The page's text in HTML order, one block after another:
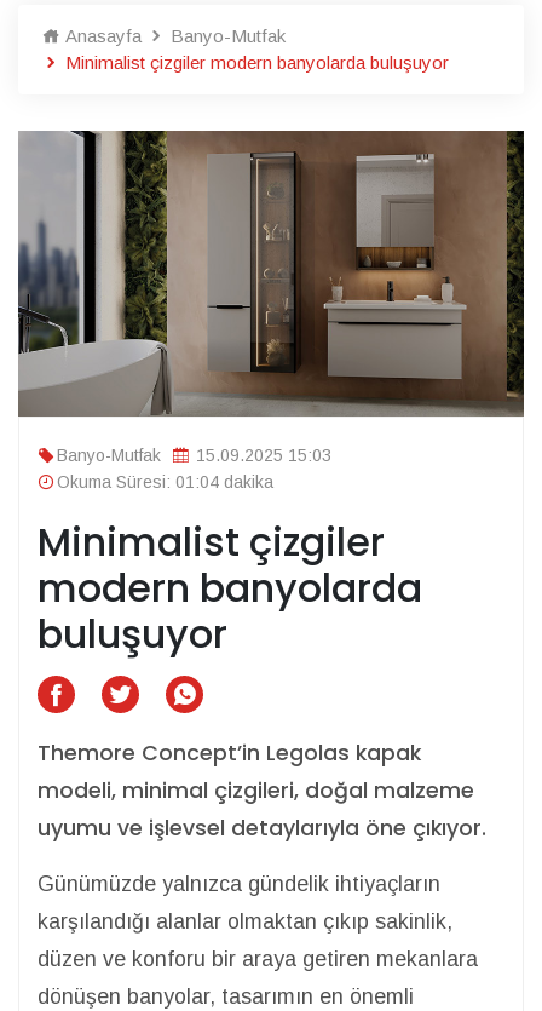
Anasayfa
Banyo-Mutfak
Minimalist çizgiler modern banyolarda buluşuyor
Banyo-Mutfak
15.09.2025 15:03
Okuma Süresi: 01:04 dakika
Minimalist çizgiler
modern banyolarda
buluşuyor
Themore Concept’in Legolas kapak
modeli, minimal çizgileri, doğal malzeme
uyumu ve işlevsel detaylarıyla öne çıkıyor.
Günümüzde yalnızca gündelik ihtiyaçların
karşılandığı alanlar olmaktan çıkıp sakinlik,
düzen ve konforu bir araya getiren mekanlara
dönüşen banyolar, tasarımın en önemli